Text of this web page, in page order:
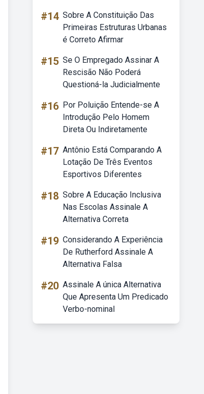
#14 Sobre A Constituição Das
Primeiras Estruturas Urbanas
é Correto Afirmar
#15 Se O Empregado Assinar A
Rescisão Não Poderá
Questioná-la Judicialmente
#16 Por Poluição Entende-se A
Introdução Pelo Homem
Direta Ou Indiretamente
#17 Antônio Está Comparando A
Lotação De Três Eventos
Esportivos Diferentes
#18 Sobre A Educação Inclusiva
Nas Escolas Assinale A
Alternativa Correta
#19 Considerando A Experiência
De Rutherford Assinale A
Alternativa Falsa
#20 Assinale A única Alternativa
Que Apresenta Um Predicado
Verbo-nominal